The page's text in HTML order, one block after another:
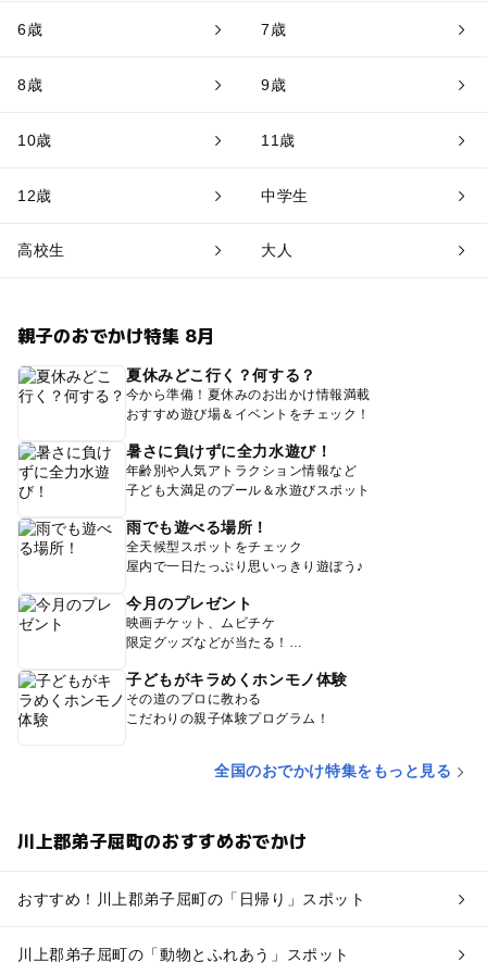
6歳 7歳
8歳 9歳
10歳 11歳
12歳 中学生
高校生 大人
親子のおでかけ特集 8月
夏休みどこ行く？何する？
今から準備！夏休みのお出かけ情報満載
おすすめ遊び場＆イベントをチェック！
暑さに負けずに全力水遊び！
年齢別や人気アトラクション情報など
子ども大満足のプール＆水遊びスポット
雨でも遊べる場所！
全天候型スポットをチェック
屋内で一日たっぷり思いっきり遊ぼう♪
今月のプレゼント
映画チケット、ムビチケ
限定グッズなどが当たる！
子どもがキラめくホンモノ体験
その道のプロに教わる
こだわりの親子体験プログラム！
全国のおでかけ特集をもっと見る
川上郡弟子屈町のおすすめおでかけ
おすすめ！川上郡弟子屈町の「日帰り」スポット
川上郡弟子屈町の「動物とふれあう」スポット